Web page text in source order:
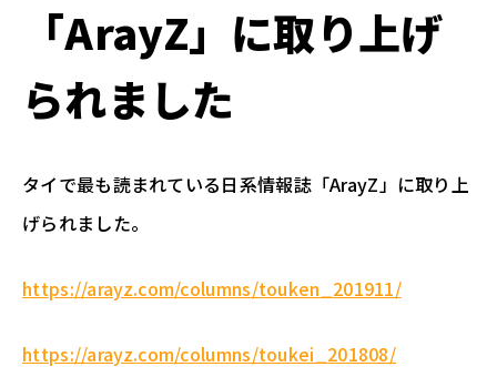
「ArayZ」に取り上げ
られました
タイで最も読まれている日系情報誌「ArayZ」に取り上
げられました。
https://arayz.com/columns/touken_201911/
https://arayz.com/columns/toukei_201808/